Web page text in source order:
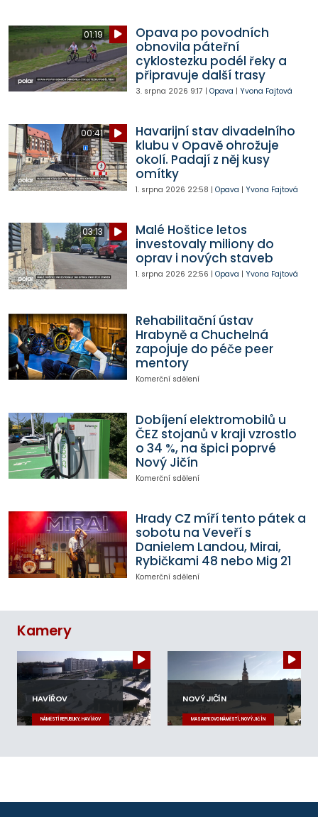
01:19
Opava po povodních
obnovila páteřní
cyklostezku podél řeky a
připravuje další trasy
3. srpna 2026 9:17 | Opava | Yvona Fajtová
00:41
Havarijní stav divadelního
klubu v Opavě ohrožuje
okolí. Padají z něj kusy
omítky
1. srpna 2026 22:58 | Opava | Yvona Fajtová
03:13
Malé Hoštice letos
investovaly miliony do
oprav i nových staveb
1. srpna 2026 22:56 | Opava | Yvona Fajtová
Rehabilitační ústav
Hrabyně a Chuchelná
zapojuje do péče peer
mentory
Komerční sdělení
Dobíjení elektromobilů u
ČEZ stojanů v kraji vzrostlo
o 34 %, na špici poprvé
Nový Jičín
Komerční sdělení
Hrady CZ míří tento pátek a
sobotu na Veveří s
Danielem Landou, Mirai,
Rybičkami 48 nebo Mig 21
Komerční sdělení
Kamery
HAVÍŘOV
NÁMĚSTÍ REPUBLIKY, HAVÍŘOV
NOVÝ JIČÍN
MASARYKOVO NÁMĚSTÍ, NOVÝ JIČÍN